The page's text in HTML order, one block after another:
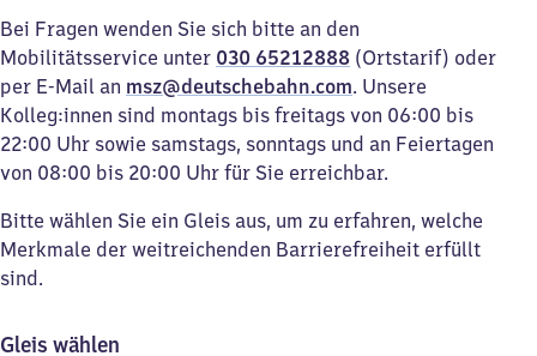
Bei Fragen wenden Sie sich bitte an den
Mobilitätsservice unter 030 65212888 (Ortstarif) oder
per E-Mail an msz@deutschebahn.com. Unsere
Kolleg:innen sind montags bis freitags von 06:00 bis
22:00 Uhr sowie samstags, sonntags und an Feiertagen
von 08:00 bis 20:00 Uhr für Sie erreichbar.
Bitte wählen Sie ein Gleis aus, um zu erfahren, welche
Merkmale der weitreichenden Barrierefreiheit erfüllt
sind.
Gleis wählen